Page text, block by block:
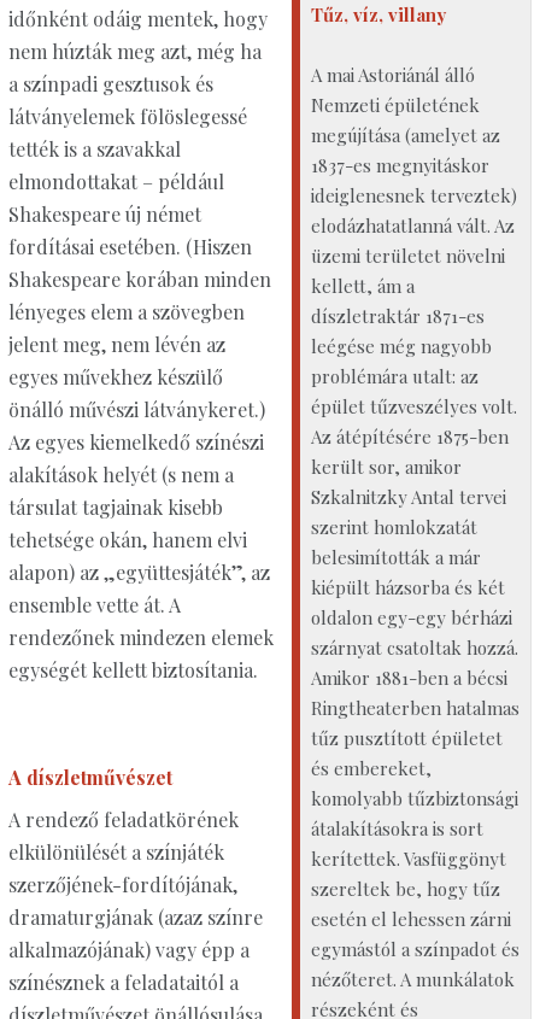
Tűz, víz, villany
A mai Astoriánál álló
Nemzeti épületének
megújítása (amelyet az
1837-es megnyitáskor
ideiglenesnek terveztek)
elodázhatatlanná vált. Az
üzemi területet növelni
kellett, ám a
díszletraktár 1871-es
leégése még nagyobb
problémára utalt: az
épület tűzveszélyes volt.
Az átépítésére 1875-ben
került sor, amikor
Szkalnitzky Antal tervei
szerint homlokzatát
belesimították a már
kiépült házsorba és két
oldalon egy-egy bérházi
szárnyat csatoltak hozzá.
Amikor 1881-ben a bécsi
Ringtheaterben hatalmas
tűz pusztított épületet
és embereket,
komolyabb tűzbiztonsági
átalakításokra is sort
kerítettek. Vasfüggönyt
szereltek be, hogy tűz
esetén el lehessen zárni
egymástól a színpadot és
nézőteret. A munkálatok
részeként és
időnként odáig mentek, hogy
nem húzták meg azt, még ha
a színpadi gesztusok és
látványelemek fölöslegessé
tették is a szavakkal
elmondottakat – például
Shakespeare új német
fordításai esetében. (Hiszen
Shakespeare korában minden
lényeges elem a szövegben
jelent meg, nem lévén az
egyes művekhez készülő
önálló művészi látványkeret.)
Az egyes kiemelkedő színészi
alakítások helyét (s nem a
társulat tagjainak kisebb
tehetsége okán, hanem elvi
alapon) az „együttesjáték”, az
ensemble vette át. A
rendezőnek mindezen elemek
egységét kellett biztosítania.
A díszletművészet
A rendező feladatkörének
elkülönülését a színjáték
szerzőjének-fordítójának,
dramaturgjának (azaz színre
alkalmazójának) vagy épp a
színésznek a feladataitól a